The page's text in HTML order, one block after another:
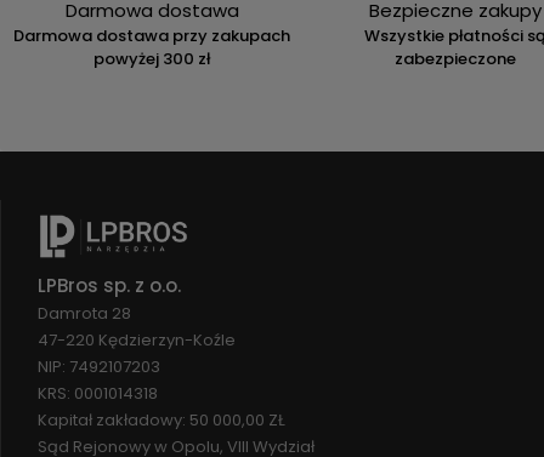
Darmowa dostawa
Darmowa dostawa przy zakupach
powyżej 300 zł
Bezpieczne zakupy
Wszystkie płatności
zabezpieczone
LPBros sp. z o.o.
Damrota 28
47-220 Kędzierzyn-Koźle
NIP: 7492107203
KRS: 0001014318
Kapitał zakładowy: 50 000,00 ZŁ
Sąd Rejonowy w Opolu, VIII Wydział